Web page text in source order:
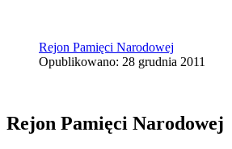
Rejon Pamięci Narodowej
Opublikowano: 28 grudnia 2011
Rejon Pamięci Narodowej